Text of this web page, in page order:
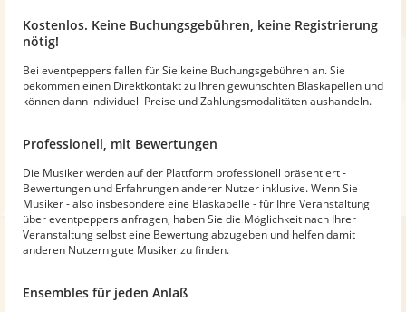
Kostenlos. Keine Buchungsgebühren, keine Registrierung
nötig!
Bei eventpeppers fallen für Sie keine Buchungsgebühren an. Sie
bekommen einen Direktkontakt zu Ihren gewünschten Blaskapellen und
können dann individuell Preise und Zahlungsmodalitäten aushandeln.
Professionell, mit Bewertungen
Die Musiker werden auf der Plattform professionell präsentiert -
Bewertungen und Erfahrungen anderer Nutzer inklusive. Wenn Sie
Musiker - also insbesondere eine Blaskapelle - für Ihre Veranstaltung
über eventpeppers anfragen, haben Sie die Möglichkeit nach Ihrer
Veranstaltung selbst eine Bewertung abzugeben und helfen damit
anderen Nutzern gute Musiker zu finden.
Ensembles für jeden Anlaß